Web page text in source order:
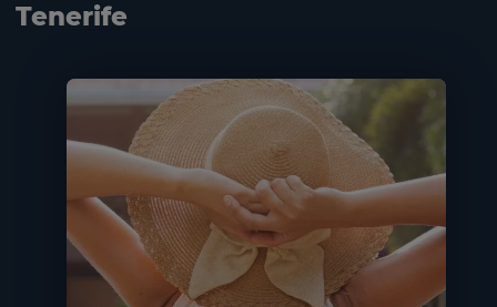
Tenerife